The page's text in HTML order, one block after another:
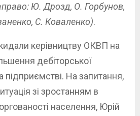
Ю. Дрозд, О. Горбунов,
С. Коваленко).
керівництву ОКВП на
дебіторської
підприємстві. На запитання,
зі зростанням в
населення, Юрій